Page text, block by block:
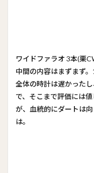
ワイドファラオ 3本(栗
中間の内容はまずまず
全体の時計は遅かった
で、そこまで評価には
が、血統的にダートは
は。